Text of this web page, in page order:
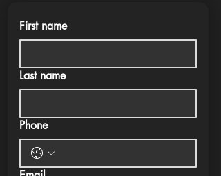
First name
Last name
Phone